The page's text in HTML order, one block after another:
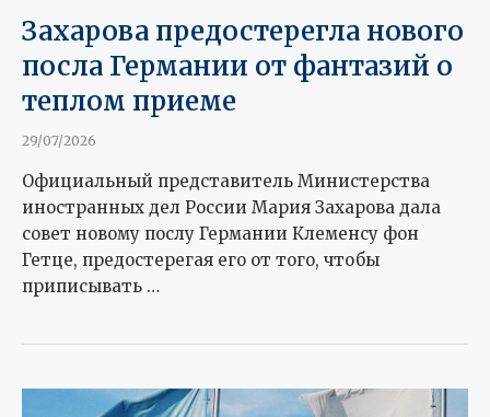
Захарова предостерегла нового
посла Германии от фантазий о
теплом приеме
29/07/2026
Официальный представитель Министерства
иностранных дел России Мария Захарова дала
совет новому послу Германии Клеменсу фон
Гетце, предостерегая его от того, чтобы
приписывать …